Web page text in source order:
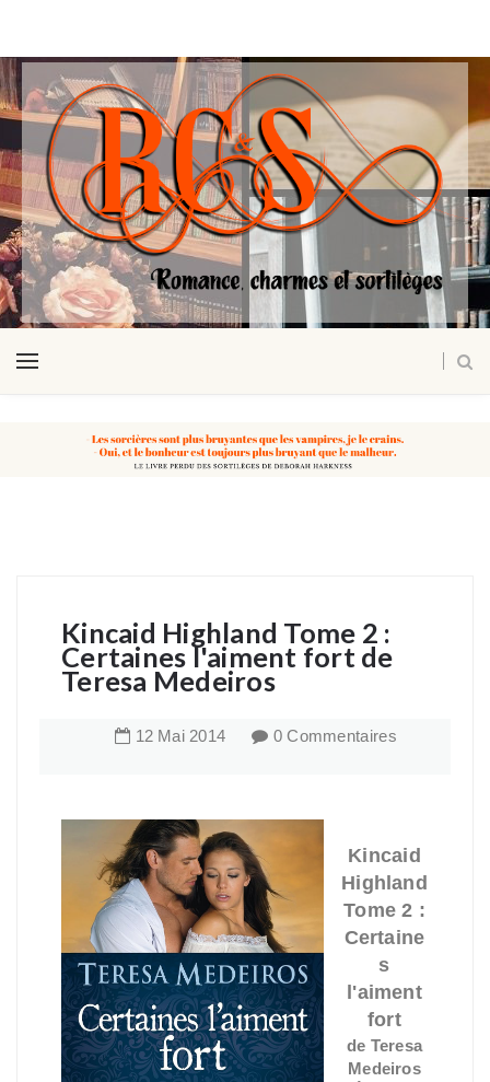
Kincaid Highland Tome 2 :
Certaines l'aiment fort de
Teresa Medeiros
12 Mai 2014 0 Commentaires
Kincaid
Highland
Tome 2 :
Certaine
s
l'aiment
fort
de Teresa
Medeiros